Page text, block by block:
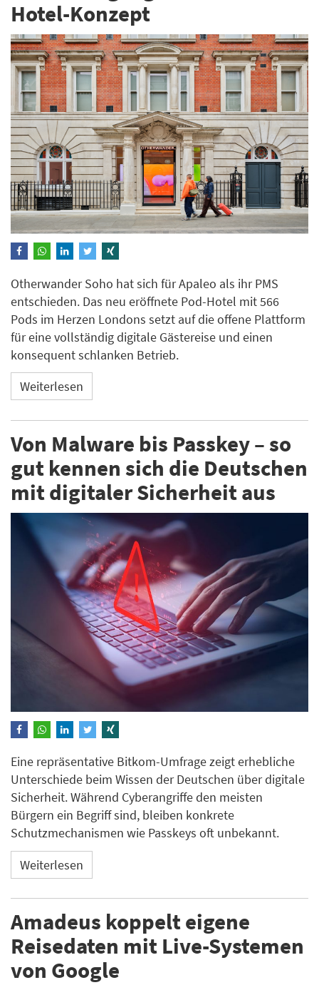
Hotel-Konzept
Otherwander Soho hat sich für Apaleo als ihr PMS
entschieden. Das neu eröffnete Pod-Hotel mit 566
Pods im Herzen Londons setzt auf die offene Plattform
für eine vollständig digitale Gästereise und einen
konsequent schlanken Betrieb.
Weiterlesen
Von Malware bis Passkey – so
gut kennen sich die Deutschen
mit digitaler Sicherheit aus
Eine repräsentative Bitkom-Umfrage zeigt erhebliche
Unterschiede beim Wissen der Deutschen über digitale
Sicherheit. Während Cyberangriffe den meisten
Bürgern ein Begriff sind, bleiben konkrete
Schutzmechanismen wie Passkeys oft unbekannt.
Weiterlesen
Amadeus koppelt eigene
Reisedaten mit Live-Systemen
von Google